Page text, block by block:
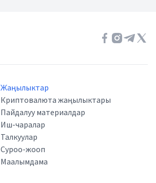
Жаңылыктар
Криптовалюта жаңылыктары
Пайдалуу материалдар
Иш-чаралар
Талкуулар
Суроо-жооп
Маалымдама